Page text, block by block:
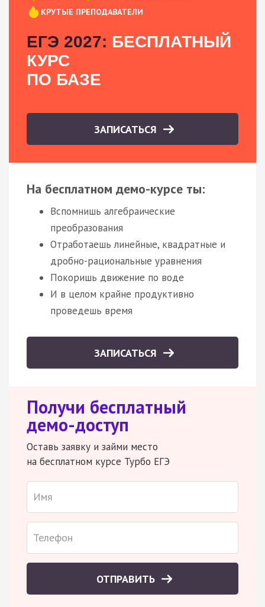
КРУТЫЕ ПРЕПОДАВАТЕЛИ
ЕГЭ 2027: БЕСПЛАТНЫЙ
КУРС
ПО БАЗЕ
ЗАПИСАТЬСЯ
На бесплатном демо-курсе ты:
Вспомнишь алгебраические
преобразования
Отработаешь линейные, квадратные и
дробно-рациональные уравнения
Покоришь движение по воде
И в целом крайне продуктивно
проведешь время
ЗАПИСАТЬСЯ
Получи бесплатный
демо-доступ
Оставь заявку и займи место
на бесплатном курсе Турбо ЕГЭ
ОТПРАВИТЬ